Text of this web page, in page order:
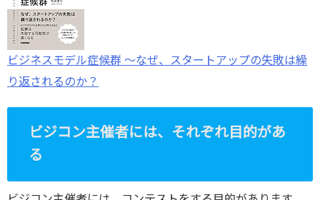
ビジネスモデル症候群 ～なぜ、スタートアップの失敗は繰
り返されるのか？
ビジコン主催者には、それぞれ目的があ
る